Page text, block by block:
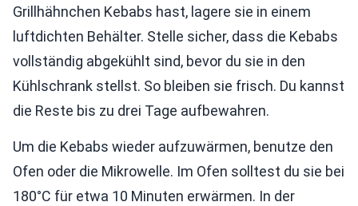
Grillhähnchen Kebabs hast, lagere sie in einem
luftdichten Behälter. Stelle sicher, dass die Kebabs
vollständig abgekühlt sind, bevor du sie in den
Kühlschrank stellst. So bleiben sie frisch. Du kannst
die Reste bis zu drei Tage aufbewahren.
Um die Kebabs wieder aufzuwärmen, benutze den
Ofen oder die Mikrowelle. Im Ofen solltest du sie bei
180°C für etwa 10 Minuten erwärmen. In der